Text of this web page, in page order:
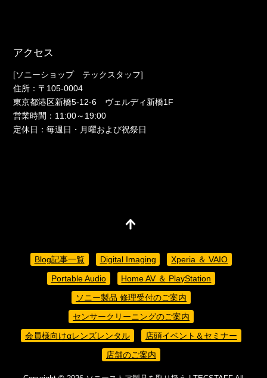
アクセス
[ソニーショップ テックスタッフ]
住所：〒105-0004
東京都港区新橋5-12-6 ヴェルディ新橋1F
営業時間：11:00～19:00
定休日：毎週日・月曜および祝祭日
Blog記事一覧 Digital Imaging
Xperia ＆ VAIO
Portable Audio
Home AV ＆ PlayStation
ソニー製品 修理受付のご案内
センサークリーニングのご案内
会員様向けαレンズレンタル
店頭イベント＆セミナー
店舗のご案内